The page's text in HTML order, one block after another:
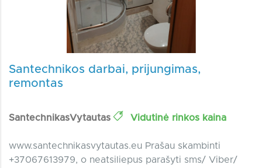
Santechnikos darbai, prijungimas,
remontas
SantechnikasVytautas Vidutinė rinkos kaina
www.santechnikasvytautas.eu Prašau skambinti
+37067613979, o neatsiliepus parašyti sms/ Viber/